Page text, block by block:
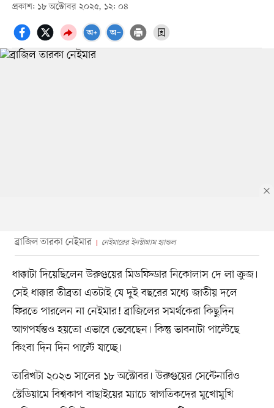
প্রকাশ: ১৮ অক্টোবর ২০২৫, ১২: ০৪
ব্রাজিল তারকা নেইমার নেইমারের ইনস্টাগ্রাম হ্যান্ডল
ধাক্কাটা দিয়েছিলেন উরুগুয়ের মিডফিল্ডার নিকোলাস দে লা ক্রুজ।
সেই ধাক্কার তীব্রতা এতটাই যে দুই বছরের মধ্যে জাতীয় দলে
ফিরতে পারলেন না নেইমার! ব্রাজিলের সমর্থকেরা কিছুদিন
আগপর্যন্তও হয়তো এভাবে ভেবেছেন। কিন্তু ভাবনাটা পাল্টেছে
কিংবা দিন দিন পাল্টে যাচ্ছে।
তারিখটা ২০২৩ সালের ১৮ অক্টোবর। উরুগুয়ের সেন্টেনারিও
স্টেডিয়ামে বিশ্বকাপ বাছাইয়ের ম্যাচে স্বাগতিকদের মুখোমুখি